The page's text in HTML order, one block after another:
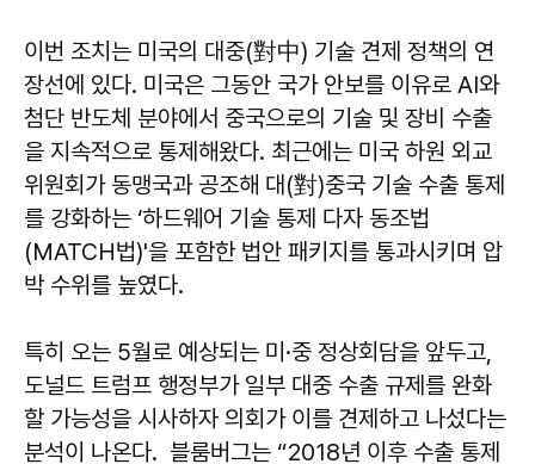
이번 조치는 미국의 대중(對中) 기술 견제 정책의 연
장선에 있다. 미국은 그동안 국가 안보를 이유로 AI와
첨단 반도체 분야에서 중국으로의 기술 및 장비 수출
을 지속적으로 통제해왔다. 최근에는 미국 하원 외교
위원회가 동맹국과 공조해 대(對)중국 기술 수출 통제
를 강화하는 ‘하드웨어 기술 통제 다자 동조법
(MATCH법)'을 포함한 법안 패키지를 통과시키며 압
박 수위를 높였다.
특히 오는 5월로 예상되는 미·중 정상회담을 앞두고,
도널드 트럼프 행정부가 일부 대중 수출 규제를 완화
할 가능성을 시사하자 의회가 이를 견제하고 나섰다는
분석이 나온다. 블룸버그는 “2018년 이후 수출 통제